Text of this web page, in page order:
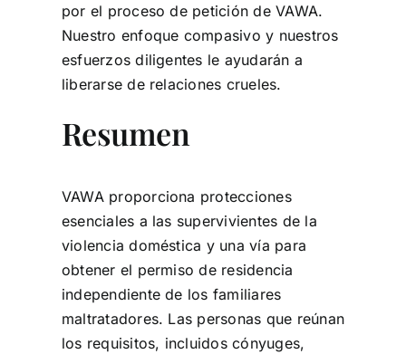
por el proceso de petición de VAWA.
Nuestro enfoque compasivo y nuestros
esfuerzos diligentes le ayudarán a
liberarse de relaciones crueles.
Resumen
VAWA proporciona protecciones
esenciales a las supervivientes de la
violencia doméstica y una vía para
obtener el permiso de residencia
independiente de los familiares
maltratadores. Las personas que reúnan
los requisitos, incluidos cónyuges,